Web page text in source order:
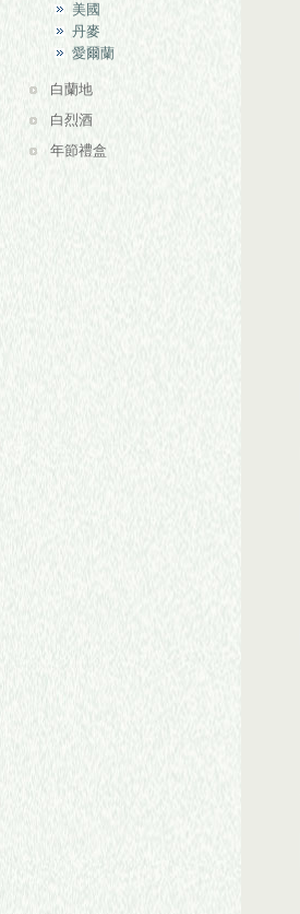
美國
丹麥
愛爾蘭
白蘭地
白烈酒
年節禮盒